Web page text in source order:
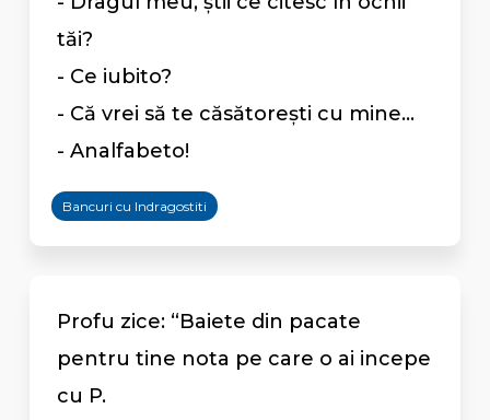
tăi?
- Ce iubito?
- Că vrei să te căsătoreşti cu mine...
- Analfabeto!
Bancuri cu Indragostiti
Profu zice: “Baiete din pacate
pentru tine nota pe care o ai incepe
cu P.